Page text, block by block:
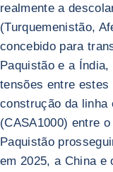
realmente a
(Turquemenistão,
concebido para
Paquistão e a
tensões entre
construção da linha
(CASA1000) entre
Paquistão
em 2025, a China e